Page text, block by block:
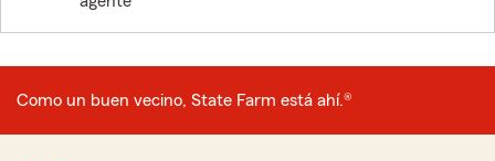
Como un buen vecino, State Farm está ahí.®